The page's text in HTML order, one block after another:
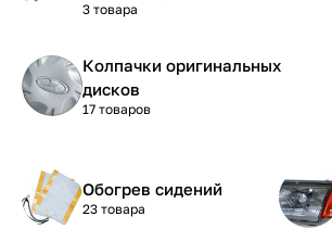
3 товара
Колпачки оригинальных
дисков
17 товаров
Обогрев сидений
23 товара